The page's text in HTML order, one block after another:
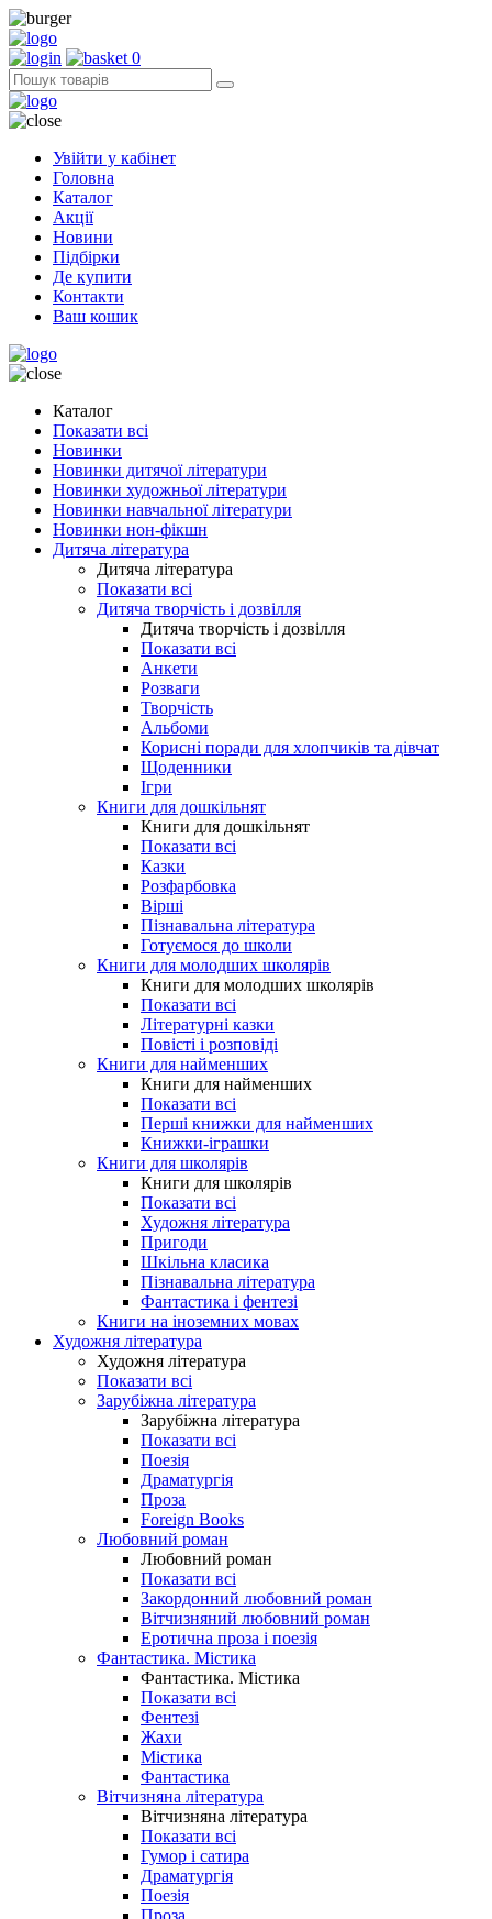
0
Увійти у кабінет
Головна
Каталог
Акції
Новини
Підбірки
Де купити
Контакти
Ваш кошик
Каталог
Показати всі
Новинки
Новинки дитячої літератури
Новинки художньої літератури
Новинки навчальної літератури
Новинки нон-фікшн
Дитяча література
Дитяча література
Показати всі
Дитяча творчість і дозвілля
Дитяча творчість і дозвілля
Показати всі
Анкети
Розваги
Творчість
Альбоми
Корисні поради для хлопчиків та дівчат
Щоденники
Ігри
Книги для дошкільнят
Книги для дошкільнят
Показати всі
Казки
Розфарбовка
Вірші
Пізнавальна література
Готуємося до школи
Книги для молодших школярів
Книги для молодших школярів
Показати всі
Літературні казки
Повісті і розповіді
Книги для найменших
Книги для найменших
Показати всі
Перші книжки для найменших
Книжки-іграшки
Книги для школярів
Книги для школярів
Показати всі
Художня література
Пригоди
Шкільна класика
Пізнавальна література
Фантастика і фентезі
Книги на іноземних мовах
Художня література
Художня література
Показати всі
Зарубіжна література
Зарубіжна література
Показати всі
Поезія
Драматургія
Проза
Foreign Books
Любовний роман
Любовний роман
Показати всі
Закордонний любовний роман
Вітчизняний любовний роман
Еротична проза і поезія
Фантастика. Містика
Фантастика. Містика
Показати всі
Фентезі
Жахи
Містика
Фантастика
Вітчизняна література
Вітчизняна література
Показати всі
Гумор і сатира
Драматургія
Поезія
Проза